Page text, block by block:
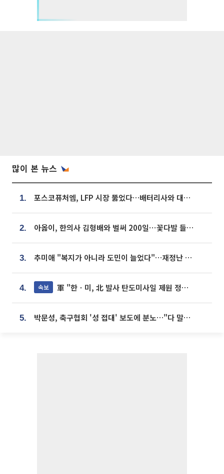
많이 본 뉴스
1. 포스코퓨처엠, LFP 시장 뚫었다…배터리사와 대규모 장기 공급 합의
2. 아옳이, 한의사 김형배와 벌써 200일⋯꽃다발 들고 "프러포즈 아냐"
3. 추미애 "복지가 아니라 도민이 늘었다"…재정난 책임론 정면돌파
4. 속보 軍 "한ㆍ미, 北 발사 탄도미사일 제원 정밀분석 중"
5. 박문성, 축구협회 '성 접대' 보도에 분노…"다 말아먹으려고 작정했나"